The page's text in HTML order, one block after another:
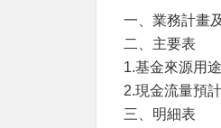
一、業務計畫
二、主要表
1.基金來源用
2.現金流量預
三、明細表